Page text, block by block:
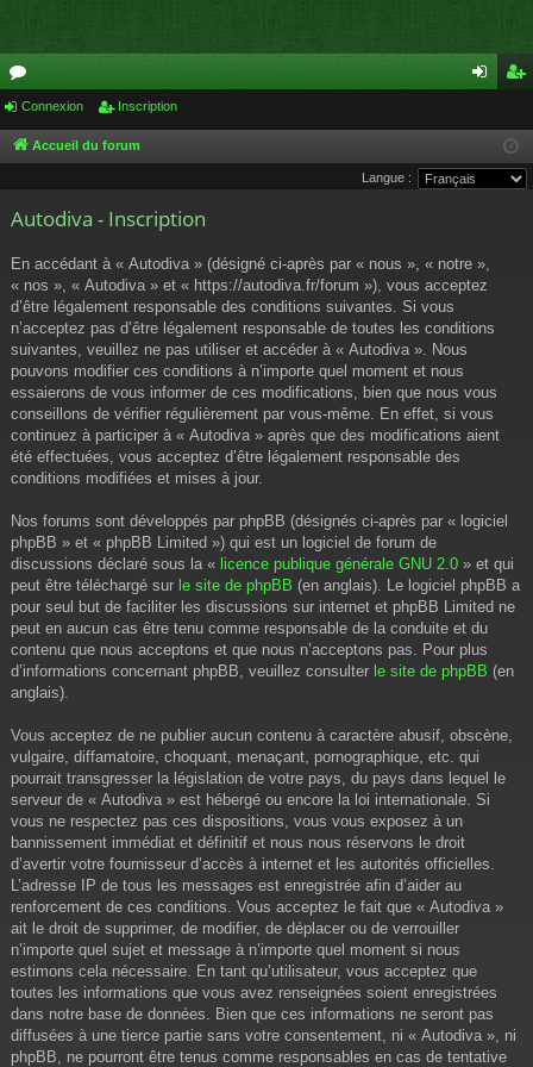
or
u
s
cri
pti
Connexion Inscription
Accueil du forum
Langue :
Autodiva - Inscription
En accédant à « Autodiva » (désigné ci-après par « nous », « notre »,
« nos », « Autodiva » et « https://autodiva.fr/forum »), vous acceptez
d’être légalement responsable des conditions suivantes. Si vous
n’acceptez pas d’être légalement responsable de toutes les conditions
suivantes, veuillez ne pas utiliser et accéder à « Autodiva ». Nous
pouvons modifier ces conditions à n’importe quel moment et nous
essaierons de vous informer de ces modifications, bien que nous vous
conseillons de vérifier régulièrement par vous-même. En effet, si vous
continuez à participer à « Autodiva » après que des modifications aient
été effectuées, vous acceptez d’être légalement responsable des
conditions modifiées et mises à jour.
Nos forums sont développés par phpBB (désignés ci-après par « logiciel
phpBB » et « phpBB Limited ») qui est un logiciel de forum de
discussions déclaré sous la « licence publique générale GNU 2.0 » et qui
peut être téléchargé sur le site de phpBB (en anglais). Le logiciel phpBB a
pour seul but de faciliter les discussions sur internet et phpBB Limited ne
peut en aucun cas être tenu comme responsable de la conduite et du
contenu que nous acceptons et que nous n’acceptons pas. Pour plus
d’informations concernant phpBB, veuillez consulter le site de phpBB (en
anglais).
Vous acceptez de ne publier aucun contenu à caractère abusif, obscène,
vulgaire, diffamatoire, choquant, menaçant, pornographique, etc. qui
pourrait transgresser la législation de votre pays, du pays dans lequel le
serveur de « Autodiva » est hébergé ou encore la loi internationale. Si
vous ne respectez pas ces dispositions, vous vous exposez à un
bannissement immédiat et définitif et nous nous réservons le droit
d’avertir votre fournisseur d’accès à internet et les autorités officielles.
L’adresse IP de tous les messages est enregistrée afin d’aider au
renforcement de ces conditions. Vous acceptez le fait que « Autodiva »
ait le droit de supprimer, de modifier, de déplacer ou de verrouiller
n’importe quel sujet et message à n’importe quel moment si nous
estimons cela nécessaire. En tant qu’utilisateur, vous acceptez que
toutes les informations que vous avez renseignées soient enregistrées
dans notre base de données. Bien que ces informations ne seront pas
diffusées à une tierce partie sans votre consentement, ni « Autodiva », ni
phpBB, ne pourront être tenus comme responsables en cas de tentative